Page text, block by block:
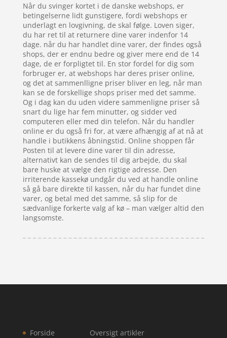
Når du svinger kortet i de danske webshops, er
betingelserne lidt gunstigere, fordi webshops er
underlagt en lovgivning, de skal følge. Loven siger,
du har ret til at returnere dine varer indenfor 14
dage. når du har handlet dine varer, der findes også
shops, der er endnu bedre og giver mere end de 14
dage, de er forpligtet til. En stor fordel for dig som
forbruger er, at webshops har deres priser online,
og det at sammenlligne priser bliver en leg, når man
kan se de forskellige shops priser med det samme.
Og i dag kan du uden videre sammenligne priser så
snart du lige har fem minutter, og sidder ved
computeren eller med din telefon. Når du handler
online er du også fri for, at være afhængig af at nå at
handle i butikkens åbningstid. Online shoppen får
Posten til at levere dine varer til din adresse,
alternativt kan de sendes til dig arbejde, du skal
bare huske at vælge den rigtige adresse. Den
irriterende kassekø undgår du ved at handle online
så gå bare direkte til kassen, når du har fundet dine
varer, og betal med det samme, så slip for de
sædvanlige forkerte valg af kø – man vælger altid den
langsomste.
Forside
Oversigt artikler